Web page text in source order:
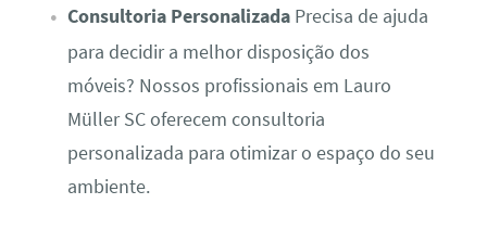
Consultoria PersonalizadaPrecisa de ajuda
para decidir a melhor disposição dos
móveis? Nossos profissionais em Lauro
Müller SC oferecem consultoria
personalizada para otimizar o espaço do seu
ambiente.